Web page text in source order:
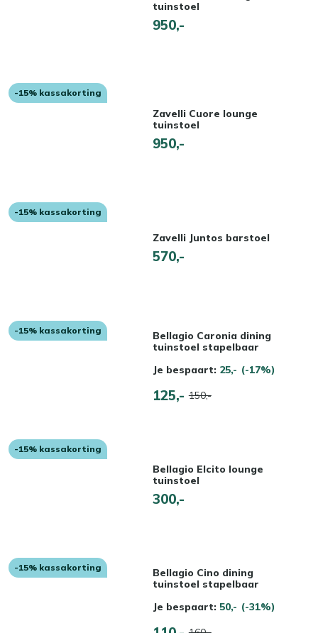
tuinstoel
950,-
-15% kassakorting
Zavelli Cuore lounge
tuinstoel
950,-
-15% kassakorting
Zavelli Juntos barstoel
570,-
-15% kassakorting
Bellagio Caronia dining
tuinstoel stapelbaar
Je bespaart: 25,- (-17%)
125,- 150,-
-15% kassakorting
Bellagio Elcito lounge
tuinstoel
300,-
-15% kassakorting
Bellagio Cino dining
tuinstoel stapelbaar
Je bespaart: 50,- (-31%)